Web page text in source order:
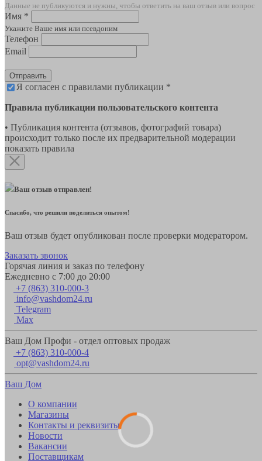
Данные не публикуются и нужны, чтобы ответить на ваш отзыв или вопрос
Имя *
Укажите Ваше имя или псевдоним
Телефон
Email
Отправить
Я согласен с правилами публикации *
Правила публикации пользовательского контента
• Публикация контента (отзывов, фотографий товара)
происходит только после их предварительной модерации
показать правила
Ваш отзыв отправлен!
Спасибо, что решили поделиться опытом!
Ваш отзыв будет опубликован после проверки модератором.
Заказать звонок
Горячая линия и заказ по телефону
Ежедневно с 7:00 до 20:00
+7 (863) 310-000-3
info@vashdom24.ru
Telegram
Max
Ваш Дом Профи - отдел оптовых продаж
+7 (863) 310-000-4
opt@vashdom24.ru
Ваш Дом
О компании
Магазины
Контакты и реквизиты
Новости
Вакансии
Поставщикам